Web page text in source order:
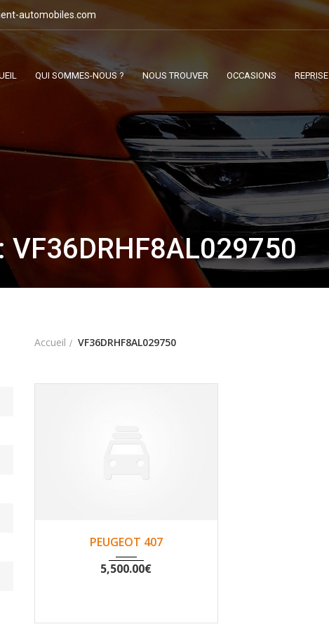
automobiles.com
QUI SOMMES-NOUS ? NOUS TROUVER OCCASIONS REPRISE
VF36DRHF8AL029750
Accueil VF36DRHF8AL029750
2011 Non 129700
PEUGEOT 407
5,500.00€